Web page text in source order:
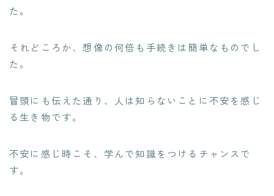
た。
それどころか、想像の何倍も手続きは簡単なものでし
た。
冒頭にも伝えた通り、人は知らないことに不安を感じ
る生き物です。
不安に感じ時こそ、学んで知識をつけるチャンスで
す。